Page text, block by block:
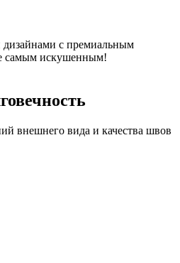
дизайнами с премиальным
самым искушенным!
внешнего вида и качества швов